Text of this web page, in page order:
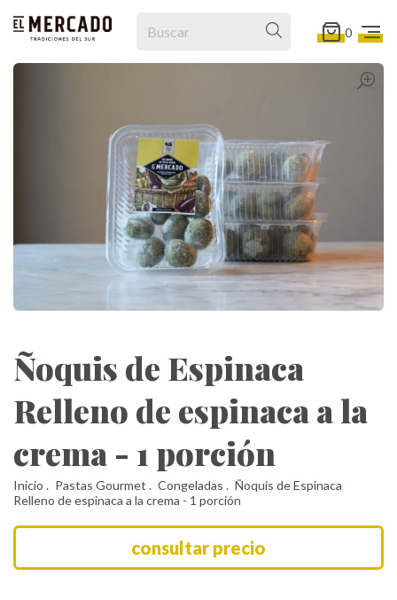
0
Ñoquis de Espinaca
Relleno de espinaca a la
crema - 1 porción
Inicio . Pastas Gourmet . Congeladas . Ñoquis de Espinaca
Relleno de espinaca a la crema - 1 porción